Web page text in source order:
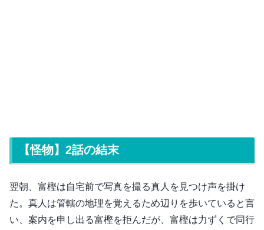
【怪物】2話の結末
翌朝、富樫は自宅前で写真を撮る真人を見つけ声を掛け
た。真人は管轄の地理を覚えるため辺りを歩いていると言
い、案内を申し出る富樫を拒んだが、富樫は力ずくで同行